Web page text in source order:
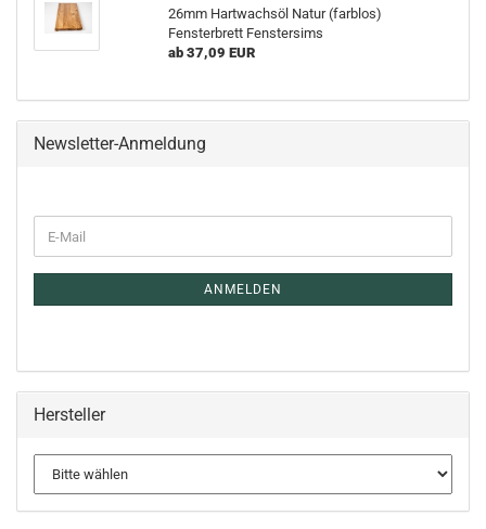
26mm Hartwachsöl Natur (farblos)
Fensterbrett Fenstersims
ab 37,09 EUR
Newsletter-Anmeldung
E-
Mail
ANMELDEN
Hersteller